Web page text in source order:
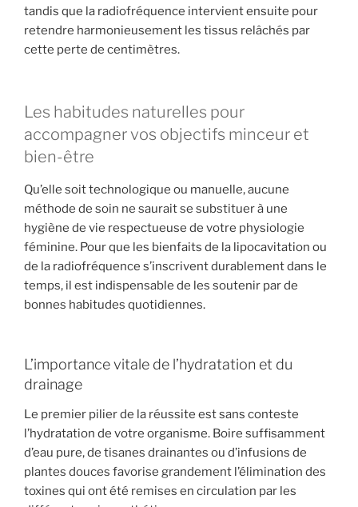
tandis que la radiofréquence intervient ensuite pour
retendre harmonieusement les tissus relâchés par
cette perte de centimètres.
Les habitudes naturelles pour
accompagner vos objectifs minceur et
bien-être
Qu’elle soit technologique ou manuelle, aucune
méthode de soin ne saurait se substituer à une
hygiène de vie respectueuse de votre physiologie
féminine. Pour que les bienfaits de la lipocavitation ou
de la radiofréquence s’inscrivent durablement dans le
temps, il est indispensable de les soutenir par de
bonnes habitudes quotidiennes.
L’importance vitale de l’hydratation et du
drainage
Le premier pilier de la réussite est sans conteste
l’hydratation de votre organisme. Boire suffisamment
d’eau pure, de tisanes drainantes ou d’infusions de
plantes douces favorise grandement l’élimination des
toxines qui ont été remises en circulation par les